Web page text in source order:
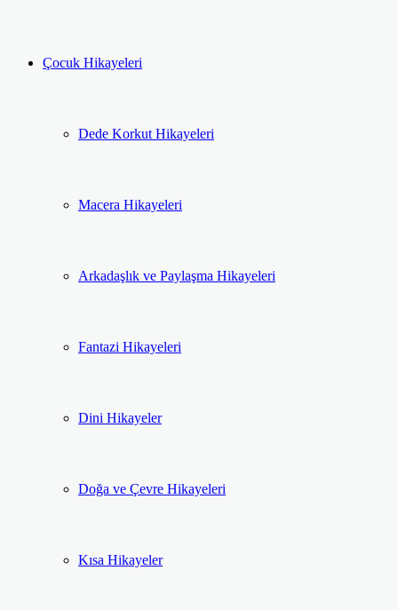
Çocuk Hikayeleri
Dede Korkut Hikayeleri
Macera Hikayeleri
Arkadaşlık ve Paylaşma Hikayeleri
Fantazi Hikayeleri
Dini Hikayeler
Doğa ve Çevre Hikayeleri
Kısa Hikayeler